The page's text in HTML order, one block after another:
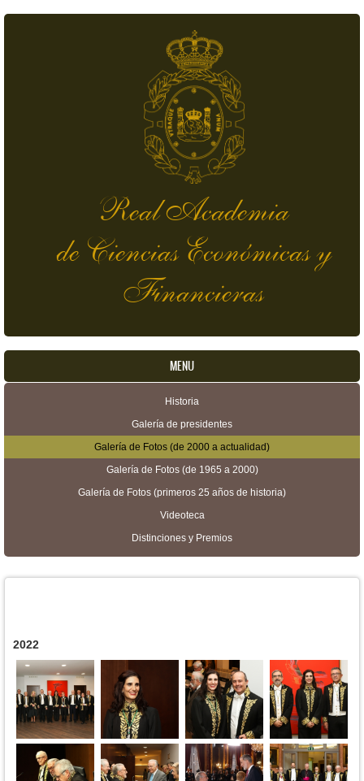
Real Academia
de Ciencias Económicas y
Financieras
MENU
Historia
Galería de presidentes
Galería de Fotos (de 2000 a actualidad)
Galería de Fotos (de 1965 a 2000)
Galería de Fotos (primeros 25 años de historia)
Videoteca
Distinciones y Premios
2022